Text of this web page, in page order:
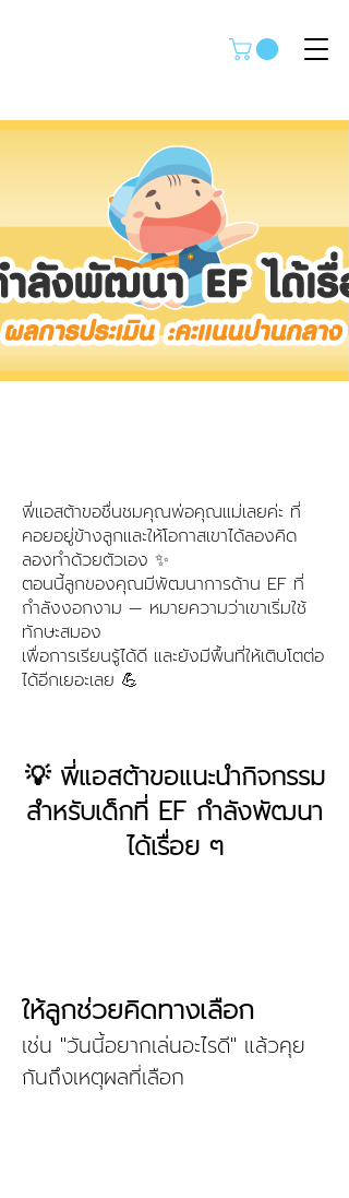
พี่แอสต้าขอชื่นชมคุณพ่อคุณแม่เลยค่ะ ที่
คอยอยู่ข้างลูกและให้โอกาสเขาได้ลองคิด
ลองทำด้วยตัวเอง ✨
ตอนนี้ลูกของคุณมีพัฒนาการด้าน EF ที่
กำลังงอกงาม — หมายความว่าเขาเริ่มใช้
ทักษะสมอง
เพื่อการเรียนรู้ได้ดี และยังมีพื้นที่ให้เติบโตต่อ
ได้อีกเยอะเลย 💪
💡 พี่แอสต้าขอแนะนำกิจกรรม
สำหรับเด็กที่ EF กำลังพัฒนา
ได้เรื่อย ๆ
ให้ลูกช่วยคิดทางเลือก
เช่น "วันนี้อยากเล่นอะไรดี" แล้วคุย
กันถึงเหตุผลที่เลือก